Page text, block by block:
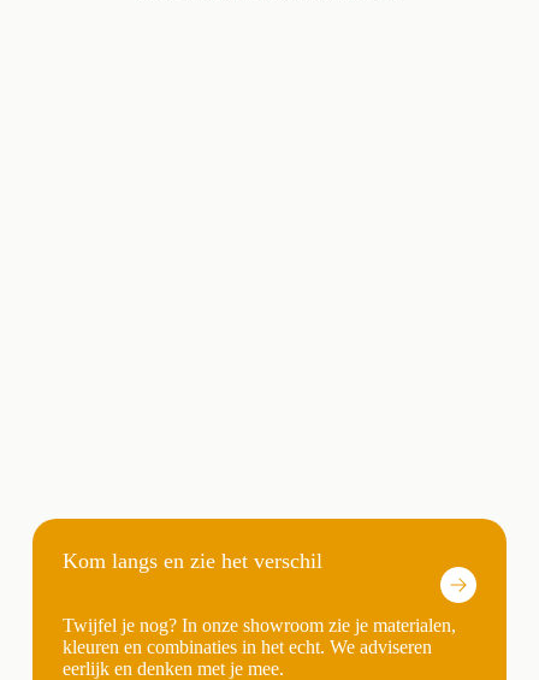
Kom langs en zie het verschil
Twijfel je nog? In onze showroom zie je materialen,
kleuren en combinaties in het echt. We adviseren
eerlijk en denken met je mee.